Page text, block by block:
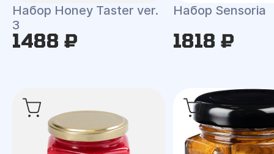
Набор Honey Taster ver.
3
1488 ₽
Набор Sensoria
1818 ₽